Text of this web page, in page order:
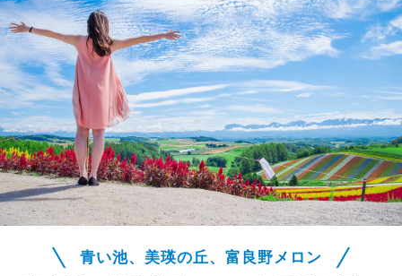
青い池、美瑛の丘、富良野メロン